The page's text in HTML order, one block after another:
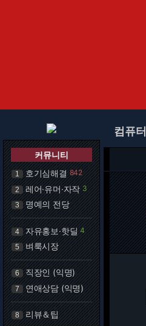
커뮤니티
1 호기심해결 842
2 레어·유머·자작 3
3 명예의 전당
4 자유홍보·핫딜 4
5 벼룩시장
6 직장인 (익명)
7 연애상담 (익명)
8 리뷰＆팁
컴퓨터